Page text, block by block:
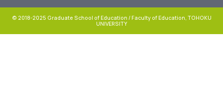
© 2018-2025 Graduate School of Education / Faculty of Education, TOHOKU
UNIVERSITY